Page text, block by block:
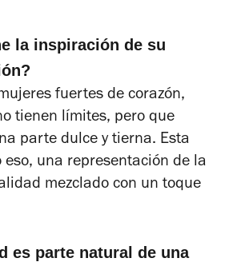
la inspiración de su
fuertes de corazón,
tienen límites, pero que
parte dulce y tierna. Esta
eso, una representación de la
mezclado con un toque
es parte natural de una